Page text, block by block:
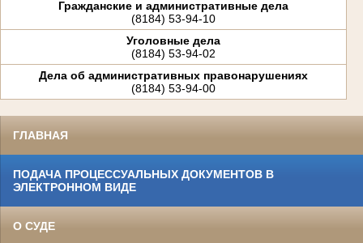
Гражданские и административные дела
(8184) 53-94-10
Уголовные дела
(8184) 53-94-02
Дела об административных правонарушениях
(8184) 53-94-00
ГЛАВНАЯ
ПОДАЧА ПРОЦЕССУАЛЬНЫХ ДОКУМЕНТОВ В
ЭЛЕКТРОННОМ ВИДЕ
О СУДЕ